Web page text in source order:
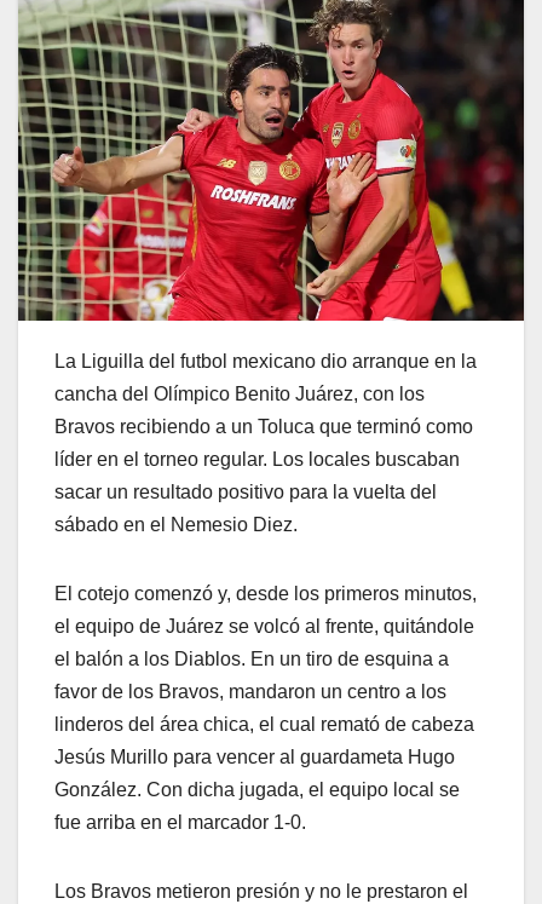
La Liguilla del futbol mexicano dio arranque en la
cancha del Olímpico Benito Juárez, con los
Bravos recibiendo a un Toluca que terminó como
líder en el torneo regular. Los locales buscaban
sacar un resultado positivo para la vuelta del
sábado en el Nemesio Diez.
El cotejo comenzó y, desde los primeros minutos,
el equipo de Juárez se volcó al frente, quitándole
el balón a los Diablos. En un tiro de esquina a
favor de los Bravos, mandaron un centro a los
linderos del área chica, el cual remató de cabeza
Jesús Murillo para vencer al guardameta Hugo
González. Con dicha jugada, el equipo local se
fue arriba en el marcador 1-0.
Los Bravos metieron presión y no le prestaron el